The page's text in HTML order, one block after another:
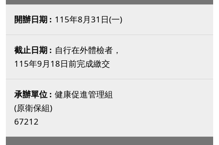
115年8月31日(一)
自行在外體檢者，
115年9月18日前完成繳交
健康促進管理組
(原衛保組)
67212